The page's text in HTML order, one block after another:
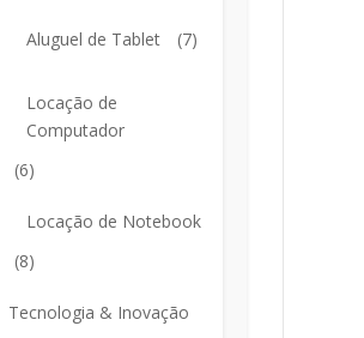
Aluguel de Tablet (7)
Locação de
Computador
(6)
Locação de Notebook
(8)
Tecnologia & Inovação